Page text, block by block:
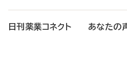
日刊薬業コネクト あなたの